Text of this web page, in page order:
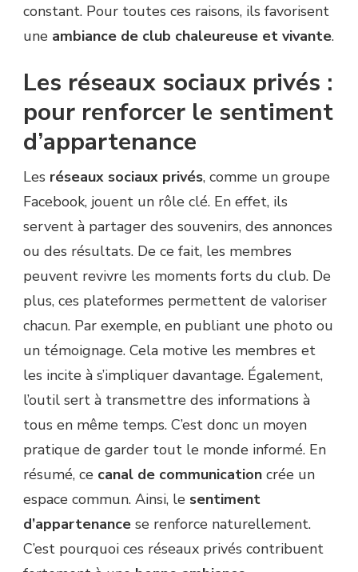
constant. Pour toutes ces raisons, ils favorisent
une ambiance de club chaleureuse et vivante.
Les réseaux sociaux privés :
pour renforcer le sentiment
d’appartenance
Les réseaux sociaux privés, comme un groupe
Facebook, jouent un rôle clé. En effet, ils
servent à partager des souvenirs, des annonces
ou des résultats. De ce fait, les membres
peuvent revivre les moments forts du club. De
plus, ces plateformes permettent de valoriser
chacun. Par exemple, en publiant une photo ou
un témoignage. Cela motive les membres et
les incite à s’impliquer davantage. Également,
l’outil sert à transmettre des informations à
tous en même temps. C’est donc un moyen
pratique de garder tout le monde informé. En
résumé, ce canal de communication crée un
espace commun. Ainsi, le sentiment
d’appartenance se renforce naturellement.
C’est pourquoi ces réseaux privés contribuent